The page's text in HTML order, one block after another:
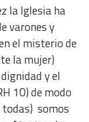
la Iglesia ha
varones y
el misterio de
la mujer)
y el
10) de modo
somos